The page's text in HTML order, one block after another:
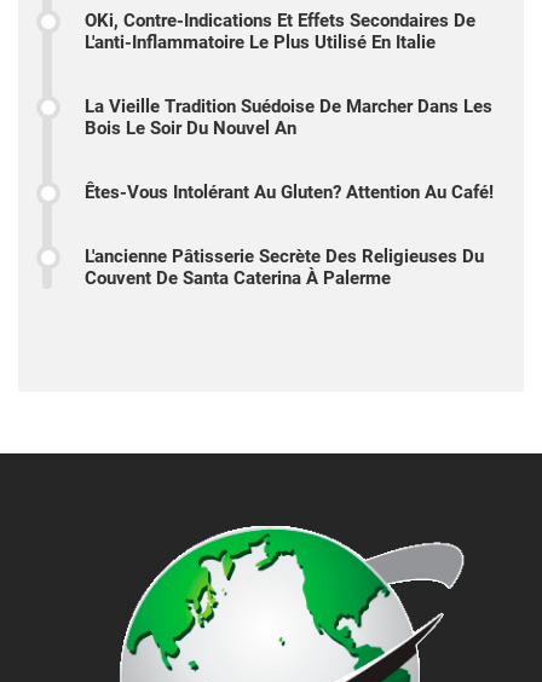
OKi, Contre-Indications Et Effets Secondaires De
L'anti-Inflammatoire Le Plus Utilisé En Italie
La Vieille Tradition Suédoise De Marcher Dans Les
Bois Le Soir Du Nouvel An
Êtes-Vous Intolérant Au Gluten? Attention Au Café!
L'ancienne Pâtisserie Secrète Des Religieuses Du
Couvent De Santa Caterina À Palerme